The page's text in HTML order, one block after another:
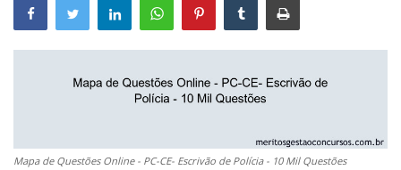
Mapa de Questões Online - PC-CE- Escrivão de Polícia - 10 Mil Questões